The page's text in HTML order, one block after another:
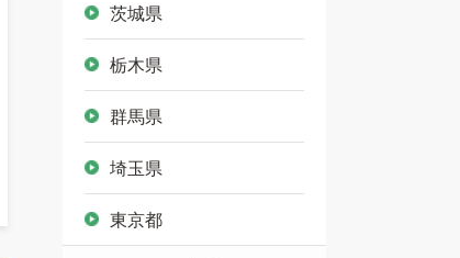
茨城県
栃木県
群馬県
埼玉県
東京都